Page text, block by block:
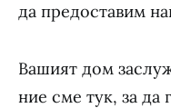
да предоставим
Вашият дом
ние сме тук, за да